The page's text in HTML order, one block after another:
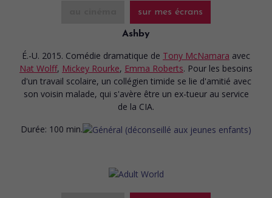
sur mes écrans
Ashby
É.-U. 2015. Comédie dramatique de Tony McNamara avec
Nat Wolff, Mickey Rourke, Emma Roberts. Pour les besoins
d'un travail scolaire, un collégien timide se lie d'amitié avec
son voisin malade, qui s'avère être un ex-tueur au service
de la CIA.
Durée: 100 min.